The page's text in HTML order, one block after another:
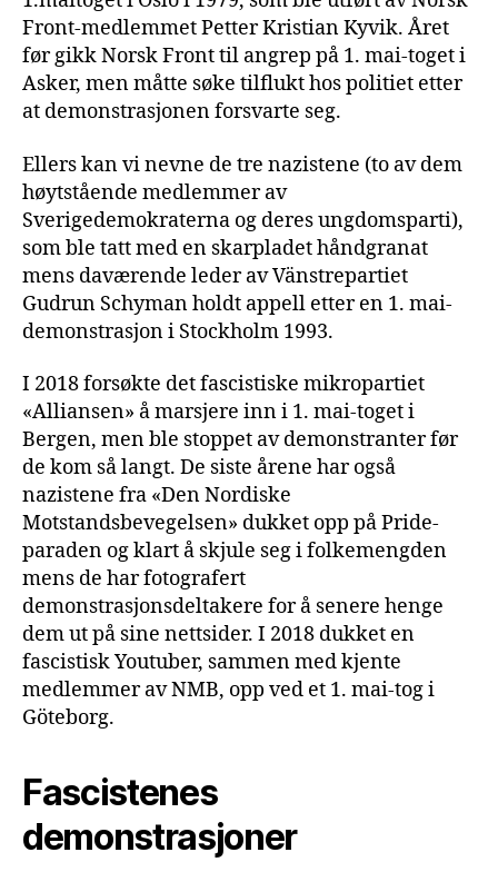
Front-medlemmet Petter Kristian Kyvik. Året
før gikk Norsk Front til angrep på 1. mai-toget i
Asker, men måtte søke tilflukt hos politiet etter
at demonstrasjonen forsvarte seg.
Ellers kan vi nevne de tre nazistene (to av dem
høytstående medlemmer av
Sverigedemokraterna og deres ungdomsparti),
som ble tatt med en skarpladet håndgranat
mens daværende leder av Vänstrepartiet
Gudrun Schyman holdt appell etter en 1. mai-
demonstrasjon i Stockholm 1993.
I 2018 forsøkte det fascistiske mikropartiet
«Alliansen» å marsjere inn i 1. mai-toget i
Bergen, men ble stoppet av demonstranter før
de kom så langt. De siste årene har også
nazistene fra «Den Nordiske
Motstandsbevegelsen» dukket opp på Pride-
paraden og klart å skjule seg i folkemengden
mens de har fotografert
demonstrasjonsdeltakere for å senere henge
dem ut på sine nettsider. I 2018 dukket en
fascistisk Youtuber, sammen med kjente
medlemmer av NMB, opp ved et 1. mai-tog i
Göteborg.
Fascistenes
demonstrasjoner